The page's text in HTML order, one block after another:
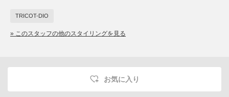
TRICOT-DIO
» このスタッフの他のスタイリングを見る
お気に入り